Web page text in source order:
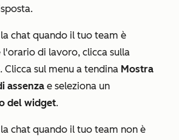
chat quando il tuo team è
l'orario di lavoro, clicca sulla
. Clicca sul menu a tendina Mostra
assenza e seleziona un
del widget.
chat quando il tuo team non è